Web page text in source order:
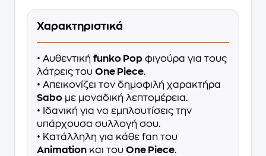
Χαρακτηριστικά
• Αυθεντική funko Pop φιγούρα για τους
λάτρεις του One Piece.
• Απεικονίζει τον δημοφιλή χαρακτήρα
Sabo με μοναδική λεπτομέρεια.
• Ιδανική για να εμπλουτίσεις την
υπάρχουσα συλλογή σου.
• Κατάλληλη για κάθε fan του
Animation και του One Piece.